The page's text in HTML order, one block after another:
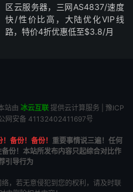
区云服务器，三网AS4837/速度
快/性价比高，大陆优化VIP线
路，特价4折优惠低至$3.8/月
站由 冰云互联提供云计算服务 | 豫ICP
网安备 41132402411697号
备份！备份！ 重要事情说三遍！任何
份！本站所发布内容只起综合对比作
引导行为
，若无意侵犯到您的权利，请及时联